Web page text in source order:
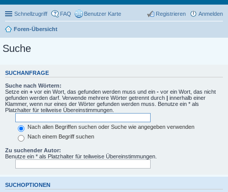
Schnellzugriff FAQ Benutzer Karte Anmelden
Registrieren
Foren-Übersicht
Suche
SUCHANFRAGE
Suche nach Wörtern:
Setze ein + vor ein Wort, das gefunden werden muss und ein - vor ein Wort, das nicht
gefunden werden darf. Verwende mehrere Wörter getrennt durch | innerhalb einer
Klammer, wenn nur eines der Wörter gefunden werden muss. Benutze ein * als
Platzhalter für teilweise Übereinstimmungen.
Nach allen Begriffen suchen oder Suche wie angegeben verwenden
Nach einem Begriff suchen
Zu suchender Autor:
Benutze ein * als Platzhalter für teilweise Übereinstimmungen.
SUCHOPTIONEN